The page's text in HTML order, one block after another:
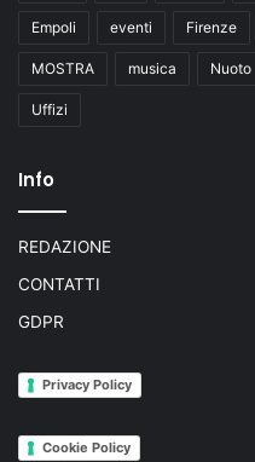
Empoli eventi Firenze
MOSTRA musica Nuoto
Uffizi
Info
REDAZIONE
CONTATTI
GDPR
Privacy Policy
Cookie Policy